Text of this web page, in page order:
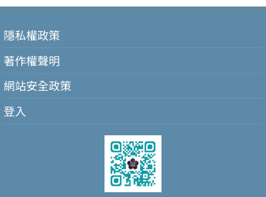
隱私權政策
著作權聲明
網站安全政策
登入